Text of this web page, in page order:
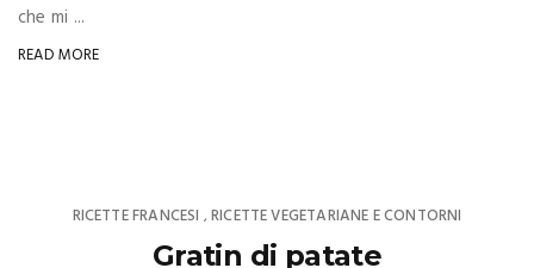
che mi ...
READ MORE
RICETTE FRANCESI ,RICETTE VEGETARIANE E CONTORNI
Gratin di patate